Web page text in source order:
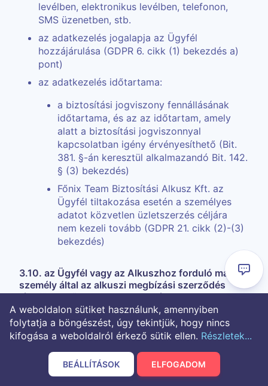
levélben, elektronikus levélben, telefonon,
SMS üzenetben, stb.
az adatkezelés jogalapja az Ügyfél
hozzájárulása (GDPR 6. cikk (1) bekezdés a)
pont)
az adatkezelés időtartama:
a biztosítási jogviszony fennállásának
időtartama, és az az időtartam, amely
alatt a biztosítási jogviszonnyal
kapcsolatban igény érvényesíthető (Bit.
381. §-án keresztül alkalmazandó Bit. 142.
§ (3) bekezdés)
Főnix Team Biztosítási Alkusz Kft. az
Ügyfél tiltakozása esetén a személyes
adatot közvetlen üzletszerzés céljára
nem kezeli tovább (GDPR 21. cikk (2)-(3)
bekezdés)
3.10. az Ügyfél vagy az Alkuszhoz forduló más
személy által az alkuszi megbízási szerződés
létrejötte előtt megadott személyes adatok,
különösen az Ügyfél vagy az Alkuszhoz forduló
más személy által kezdeményezett
kapcsolatfelvétel során az Alkusz számára élő
szóban, telefonon, írásos megkeresésben vagy
elektronikus levélben megadott adatok
az adatkezelés célja az Ügyfél vagy az
A weboldalon sütiket használunk, amennyiben
folytatja a böngészést, úgy tekintjük, hogy nincs
kifogása a weboldalról érkező sütik ellen. Részletek...
BEÁLLÍTÁSOK ELFOGADOM